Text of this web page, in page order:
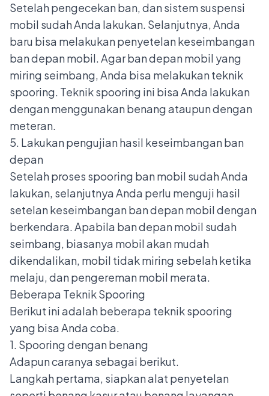
Setelah pengecekan ban, dan sistem suspensi
mobil sudah Anda lakukan. Selanjutnya, Anda
baru bisa melakukan penyetelan keseimbangan
ban depan mobil. Agar ban depan mobil yang
miring seimbang, Anda bisa melakukanteknik
spooring. Teknik spooring ini bisa Anda lakukan
dengan menggunakan benang ataupun dengan
meteran.
5. Lakukan pengujian hasil keseimbangan ban
depan
Setelah proses spooring ban mobil sudah Anda
lakukan, selanjutnya Anda perlu menguji hasil
setelan keseimbangan ban depan mobil dengan
berkendara. Apabila ban depan mobil sudah
seimbang, biasanya mobil akan mudah
dikendalikan, mobil tidak miring sebelah ketika
melaju, dan pengereman mobil merata.
Beberapa Teknik Spooring
Berikut ini adalah beberapa teknik spooring
yang bisa Anda coba.
1. Spooring dengan benang
Adapun caranya sebagai berikut.
Langkah pertama, siapkan alat penyetelan